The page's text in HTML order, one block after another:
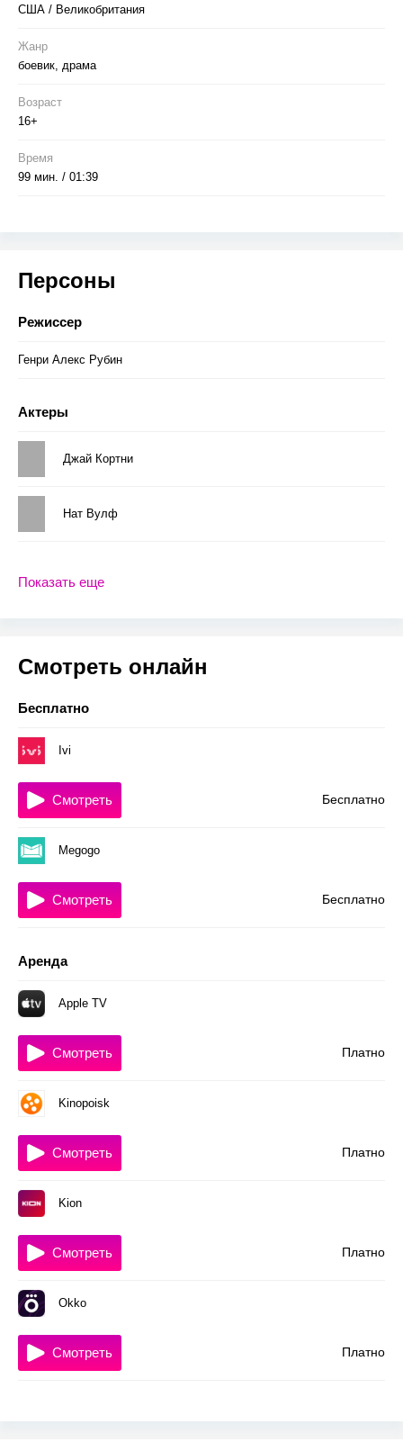
США / Великобритания
Жанр
боевик, драма
Возраст
16+
Время
99 мин. / 01:39
Персоны
Режиссер
Генри Алекс Рубин
Актеры
Джай Кортни
Нат Вулф
Показать еще
Смотреть онлайн
Бесплатно
Ivi
Бесплатно
Смотреть
Megogo
Бесплатно
Смотреть
Аренда
Apple TV
Платно
Смотреть
Kinopoisk
Платно
Смотреть
Kion
Платно
Смотреть
Okko
Платно
Смотреть